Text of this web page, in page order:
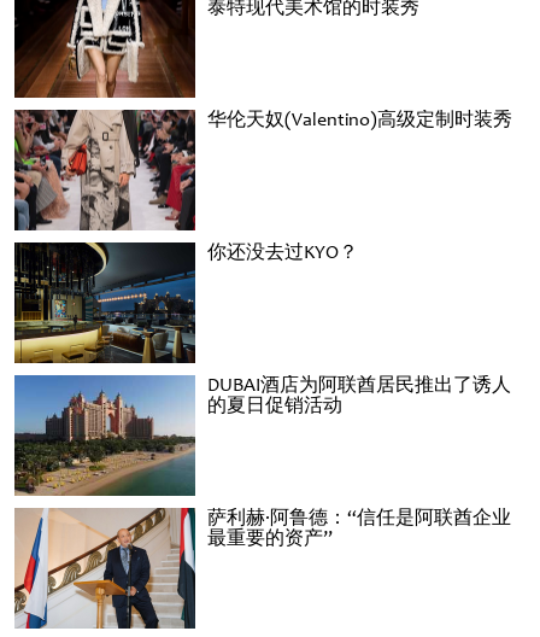
泰特现代美术馆的时装秀
华伦天奴(Valentino)高级定制时装秀
你还没去过KYO？
DUBAI酒店为阿联酋居民推出了诱人
的夏日促销活动
萨利赫·阿鲁德：“信任是阿联酋企业
最重要的资产”